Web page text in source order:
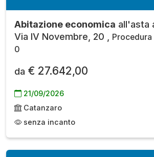
Abitazione economica all'asta
Via IV Novembre, 20 ,
0
da € 27.642,00
21/09/2026
Catanzaro
senza incanto